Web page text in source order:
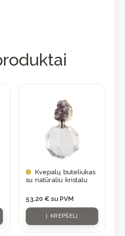
Kvepalų buteliukas
su natūraliu kristalu
53,20 € su PVM
Į KREPŠELĮ